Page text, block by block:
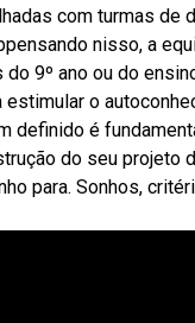
com turmas
nisso, a
9º ano ou do
o
é
do seu projeto
para. Sonhos,